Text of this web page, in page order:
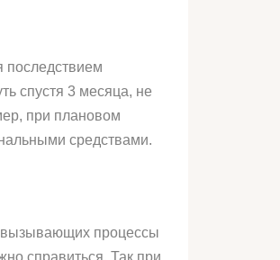
последствием
спустя 3 месяца, не
при плановом
средствами.
вызывающих процессы
справиться. Так при